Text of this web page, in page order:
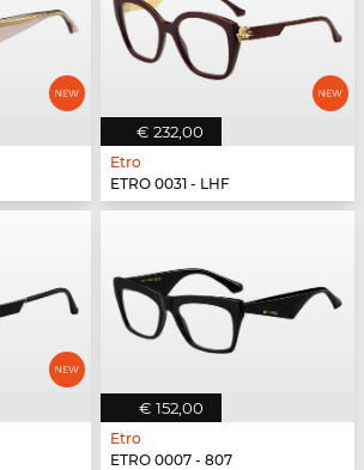
€ 232,00
Etro
ETRO 0031 - LHF
€ 152,00
Etro
ETRO 0007 - 807